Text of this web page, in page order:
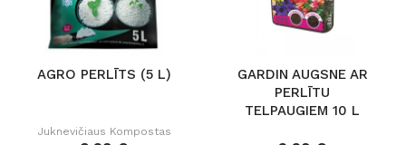
AGRO PERLĪTS (5 L)
Juknevičiaus Kompostas
GARDIN AUGSNE AR
PERLĪTU
TELPAUGIEM 10 L